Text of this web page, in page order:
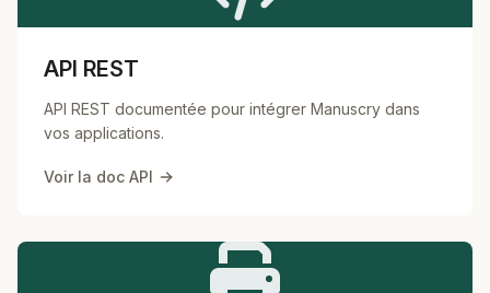
API REST
API REST documentée pour intégrer Manuscry dans
vos applications.
Voir la doc API